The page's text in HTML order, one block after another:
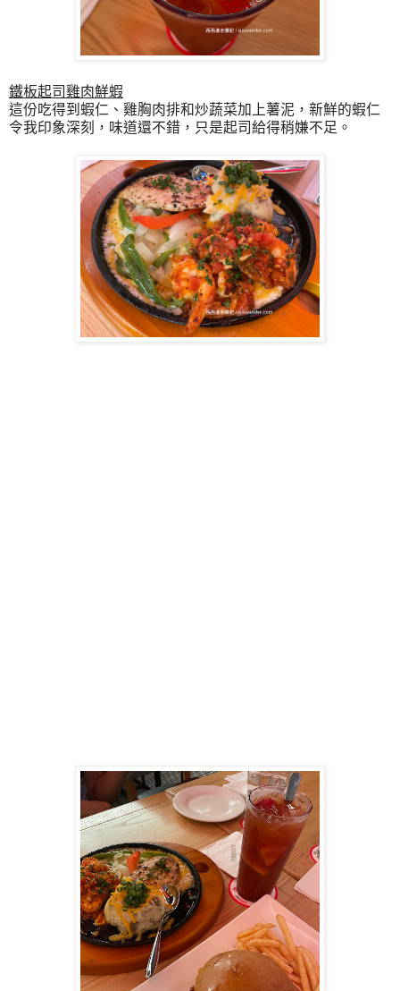
鐵板起司雞肉鮮蝦
這份吃得到蝦仁、雞胸肉排和炒蔬菜加上薯泥，新鮮的蝦仁
令我印象深刻，味道還不錯，只是起司給得稍嫌不足。